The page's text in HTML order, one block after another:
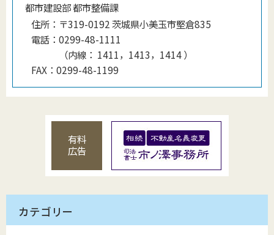
都市建設部 都市整備課
住所： 〒319-0192 茨城県小美玉市堅倉835
電話： 0299-48-1111
（内線 ： 1411，1413，1414）
FAX： 0299-48-1199
有料
広告
カテゴリー